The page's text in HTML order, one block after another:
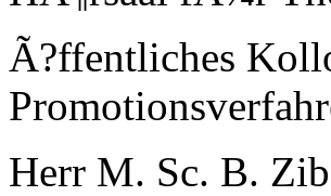
Ã?ffentliches
Herr M. Sc. B.